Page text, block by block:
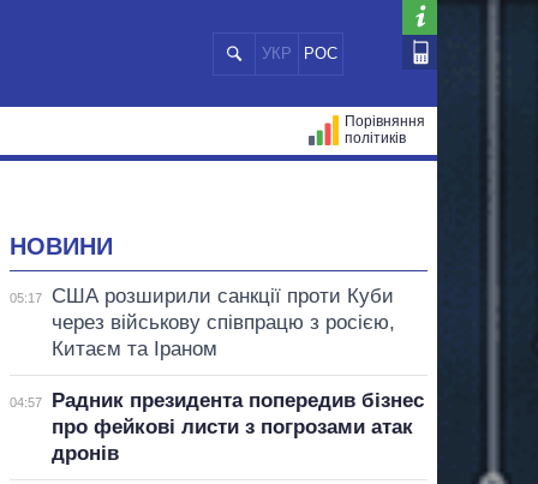
УКР РОС
Порівняння
політиків
НОВИНИ
05:17
США розширили санкції проти Куби
через військову співпрацю з росією,
Китаєм та Іраном
04:57
Радник президента попередив бізнес
про фейкові листи з погрозами атак
дронів